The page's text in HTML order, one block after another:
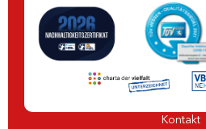
Kontakt